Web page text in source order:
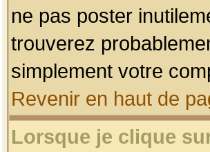
ne pas poster
trouverez
simplement votre
Revenir en haut de
Lorsque je clique